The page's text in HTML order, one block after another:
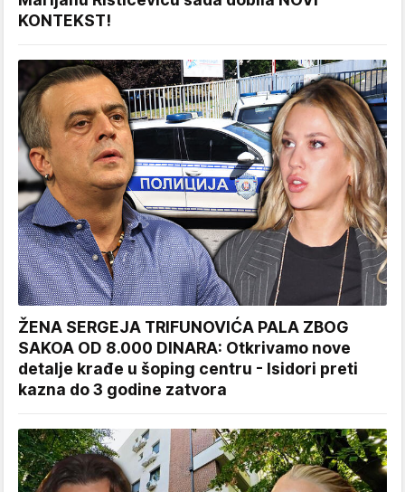
KONTEKST!
ŽENA SERGEJA TRIFUNOVIĆA PALA ZBOG
SAKOA OD 8.000 DINARA: Otkrivamo nove
detalje krađe u šoping centru - Isidori preti
kazna do 3 godine zatvora